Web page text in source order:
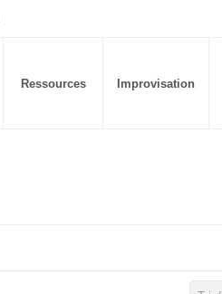
Ressources Improvisation